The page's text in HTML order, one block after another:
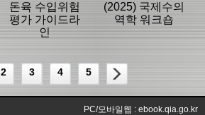
돈육 수입위험
평가 가이드라
인
(2025) 국제수의
역학 워크숍
2 3 4 5
PC/모바일웹 : ebook.qia.go.kr